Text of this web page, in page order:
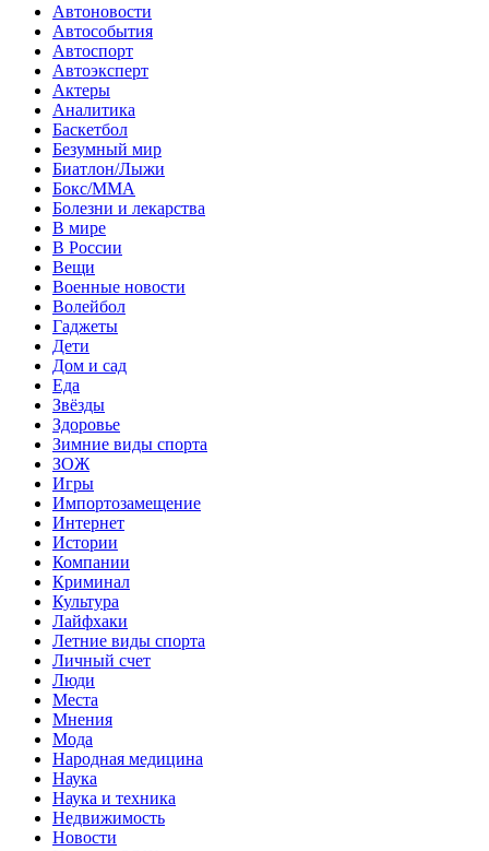
Автоновости
Автособытия
Автоспорт
Автоэксперт
Актеры
Аналитика
Баскетбол
Безумный мир
Биатлон/Лыжи
Бокс/MMA
Болезни и лекарства
В мире
В России
Вещи
Военные новости
Волейбол
Гаджеты
Дети
Дом и сад
Еда
Звёзды
Здоровье
Зимние виды спорта
ЗОЖ
Игры
Импортозамещение
Интернет
Истории
Компании
Криминал
Культура
Лайфхаки
Летние виды спорта
Личный счет
Люди
Места
Мнения
Мода
Народная медицина
Наука
Наука и техника
Недвижимость
Новости